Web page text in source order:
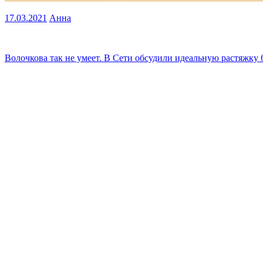
17.03.2021 Анна
Навигация
Волочкова так не умеет. В Сети обсудили идеальную растяжку